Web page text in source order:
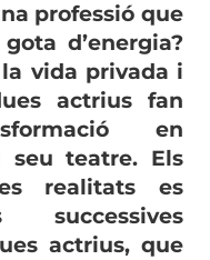
professió que
d’energia?
vida privada i
actrius fan
en
teatre. Els
realitats es
actrius, que